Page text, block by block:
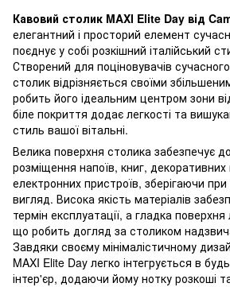
Кавовий столик MAXI Elite Day від
елегантний і просторий елемент
поєднує у собі розкішний італійський
Створений для поціновувачів
столик відрізняється своїми
робить його ідеальним центром зони
біле покриття додає легкості та
стиль вашої вітальні.
Велика поверхня столика забезпечує
розміщення напоїв, книг,
електронних пристроїв, зберігаючи
вигляд. Висока якість матеріалів
термін експлуатації, а гладка
що робить догляд за столиком
Завдяки своєму мінімалістичному
MAXI Elite Day легко інтегрується в
інтер'єр, додаючи йому нотку розкоші